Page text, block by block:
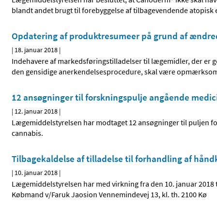
blandt andet brugt til forebyggelse af tilbagevendende atopisk
Opdatering af produktresumeer på grund af
| 18. januar 2018 |
Indehavere af markedsføringstilladelser til lægemidler, der er
den gensidige anerkendelsesprocedure, skal være
12 ansøgninger til forskningspulje angående
| 12. januar 2018 |
Lægemiddelstyrelsen har modtaget 12 ansøgninger til puljen
cannabis.
Tilbagekaldelse af tilladelse til forhandling af
| 10. januar 2018 |
Lægemiddelstyrelsen har med virkning fra den 10. januar
Købmand v/Faruk Jaosion Vennemindevej 13, kl. th. 2100 Kø